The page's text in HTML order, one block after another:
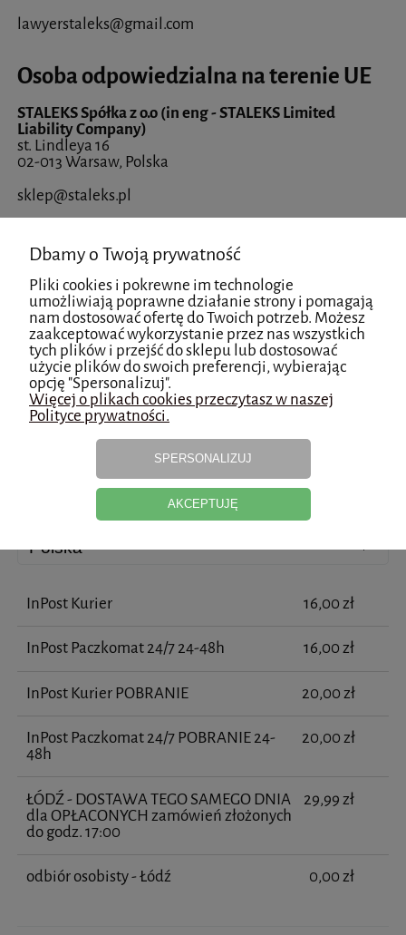
lawyerstaleks@gmail.com
Osoba odpowiedzialna na terenie UE
STALEKS Spółka z o.o (in eng - STALEKS Limited
Liability Company)
st. Lindleya 16
02-013 Warsaw, Polska
sklep@staleks.pl
Importer
STALEKS Spółka z o.o (in eng - STALEKS Limited
Liability Company)
st. Lindleya 16
02-013 Warsaw, Polska
sklep@staleks.pl
Koszty dostawy
Cena nie zawiera ewentualnych kosztów płatności
InPost Kurier 16,00 zł
InPost Paczkomat 24/7 24-48h 16,00 zł
InPost Kurier POBRANIE 20,00 zł
InPost Paczkomat 24/7 POBRANIE 24-
48h
20,00 zł
ŁÓDŹ - DOSTAWA TEGO SAMEGO DNIA
dla OPŁACONYCH zamówień złożonych
do godz. 17:00
29,99 zł
odbiór osobisty - Łódź 0,00 zł
Dbamy o Twoją prywatność
Pliki cookies i pokrewne im technologie
umożliwiają poprawne działanie strony i pomagają
nam dostosować ofertę do Twoich potrzeb. Możesz
zaakceptować wykorzystanie przez nas wszystkich
tych plików i przejść do sklepu lub dostosować
użycie plików do swoich preferencji, wybierając
opcję "Spersonalizuj".
Więcej o plikach cookies przeczytasz w naszej
Polityce prywatności.
SPERSONALIZUJ
AKCEPTUJĘ